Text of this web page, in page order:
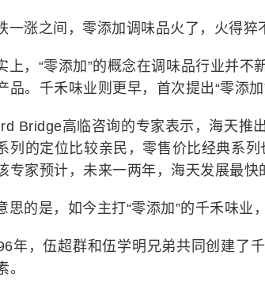
一涨之间，零添加调味品火了，火得猝
上，“零添加”的概念在调味品行业并
品。千禾味业则更早，首次提出“零添加
Bridge高临咨询的专家表示，海天推
列的定位比较亲民，零售价比经典系
专家预计，未来一两年，海天发展最快
思的是，如今主打“零添加”的千禾味业
年，伍超群和伍学明兄弟共同创建了
。